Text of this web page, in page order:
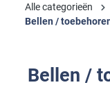
Alle categorieën
Bellen /
Bellen /